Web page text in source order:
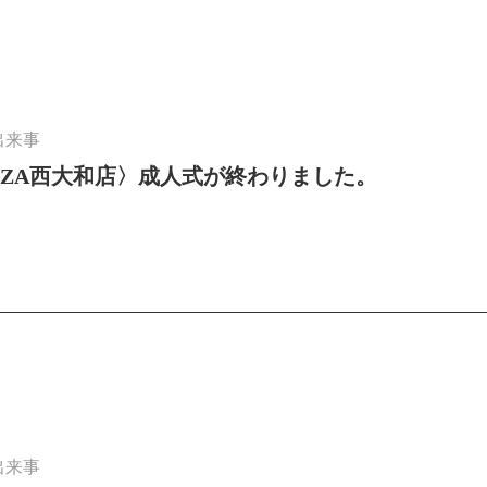
来事
西大和店〉成人式が終わりました。
来事